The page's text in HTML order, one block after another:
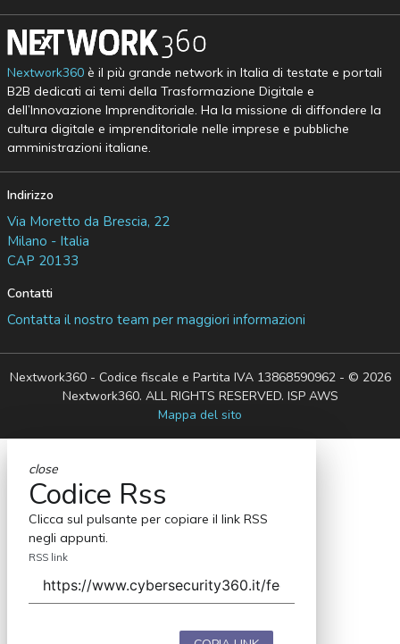
Nextwork360è il più grande network in Italia di testate e portali
B2B dedicati ai temi della Trasformazione Digitale e
dell’Innovazione Imprenditoriale. Ha la missione di diffondere la
cultura digitale e imprenditoriale nelle imprese e pubbliche
amministrazioni italiane.
Indirizzo
Via Moretto da Brescia, 22
Milano - Italia
CAP 20133
Contatti
Contatta il nostro team per maggiori informazioni
Nextwork360 - Codice fiscale e Partita IVA 13868590962 - © 2026
Nextwork360. ALL RIGHTS RESERVED. ISP AWS
Mappa del sito
close
Codice Rss
Clicca sul pulsante per copiare il link RSS
negli appunti.
RSS link